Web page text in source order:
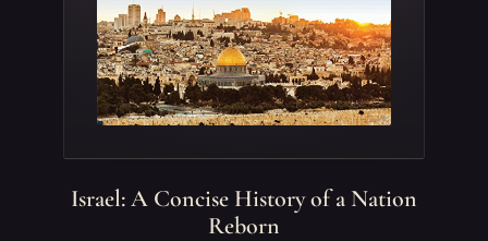
Israel: A Concise History of a Nation
Reborn